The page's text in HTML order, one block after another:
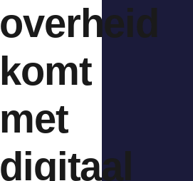
overheid
komt
met
digitaal